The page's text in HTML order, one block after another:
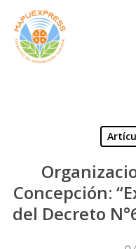
Skip
main
Concepción:
del Decreto